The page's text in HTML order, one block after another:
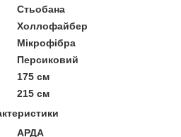
Стьобана
Холлофайбер
Мікрофібра
Персиковий
175 см
215 см
АРДА